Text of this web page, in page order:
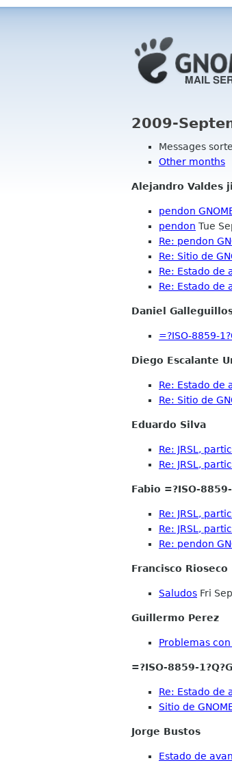
2009-
Messages
Other months
Alejandro Valdes
pendon
pendon Tue
Re: pendon
Re: Sitio de
Re: Estado de
Re: Estado de
Daniel
=?ISO-8859-
Diego Escalante
Re: Estado de
Re: Sitio de
Eduardo Silva
Re: JRSL,
Re: JRSL,
Fabio =?ISO-
Re: JRSL,
Re: JRSL,
Re: pendon
Francisco Rioseco
Saludos Fri
Guillermo Perez
Problemas
=?ISO-8859-
Re: Estado de
Sitio de
Jorge Bustos
Estado de